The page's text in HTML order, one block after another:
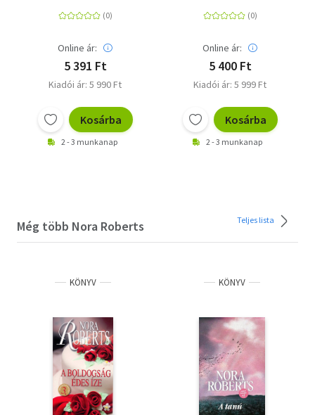
Online ár:
5 391 Ft
Kiadói ár: 5 990 Ft
Kosárba
2 - 3 munkanap
Online ár:
5 400 Ft
Kiadói ár: 5 999 Ft
Kosárba
2 - 3 munkanap
Még több Nora Roberts Teljes lista
KÖNYV KÖNYV